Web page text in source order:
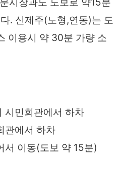
. 신제주(노형,연동)는 도
이용시 약 30분 가량 소
시민회관에서 하차
관에서 하차
서 이동(도보 약 15분)